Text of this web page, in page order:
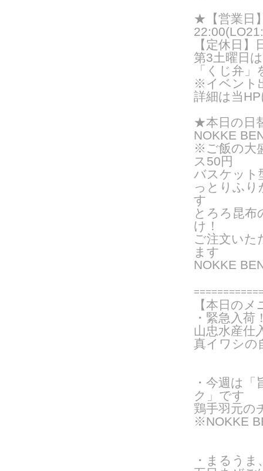
★【営業日
【定休日
第3土曜日
「くじ弁
※イベント
詳細は当
★本日の日
NOKKE
※ご飯の大
ス50円
バスケット
っとりふり
す
とろろ昆布
け！
ご注文いた
ま す
NOKKE
【本日のメ
・緊急入荷
山忠水産仕
真イワシの
・ 今週は「
ク」です
鶏手羽元の
※NOKKE
・まるう